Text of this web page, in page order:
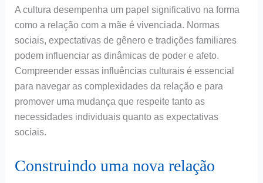
A cultura desempenha um papel significativo na forma
como a relação com a mãe é vivenciada. Normas
sociais, expectativas de gênero e tradições familiares
podem influenciar as dinâmicas de poder e afeto.
Compreender essas influências culturais é essencial
para navegar as complexidades da relação e para
promover uma mudança que respeite tanto as
necessidades individuais quanto as expectativas
sociais.
Construindo uma nova relação